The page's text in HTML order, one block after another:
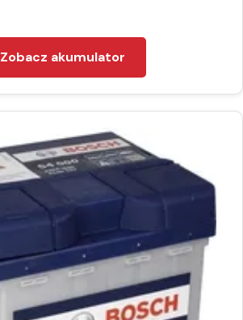
Zobacz akumulator